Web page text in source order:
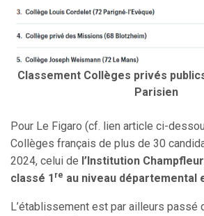
Classement Collèges privés
Parisien
Pour Le Figaro (cf. lien article ci-
Collèges français de plus de 30
2024, celui de l’Institution
classé 1 re au niveau départemental
L’établissement est par ailleurs passé